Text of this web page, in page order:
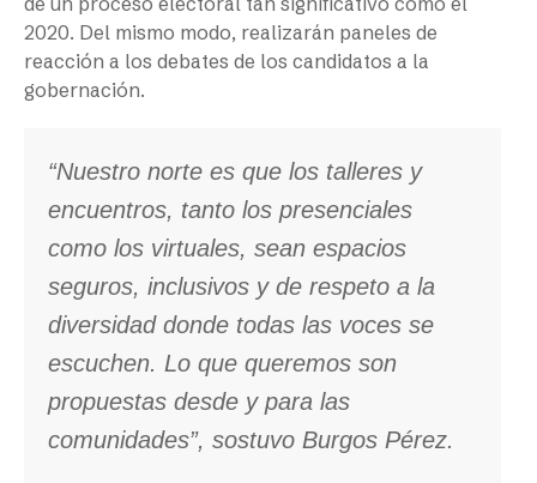
2020. Del mismo modo, realizarán paneles de
reacción a los debates de los candidatos a la
gobernación.
“Nuestro norte es que los talleres y
encuentros, tanto los presenciales
como los virtuales, sean espacios
seguros, inclusivos y de respeto a la
diversidad donde todas las voces se
escuchen. Lo que queremos son
propuestas desde y para las
comunidades”, sostuvo Burgos Pérez.